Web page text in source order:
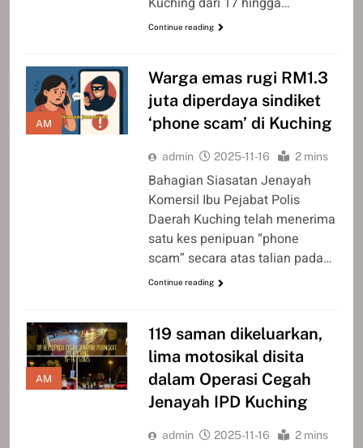
Continue reading
AM
Warga emas rugi RM1.3
juta diperdaya sindiket
‘phone scam’ di Kuching
admin 2025-11-16 2 mins
Bahagian Siasatan Jenayah
Komersil Ibu Pejabat Polis
Daerah Kuching telah menerima
satu kes penipuan “phone
scam” secara atas talian pada…
Continue reading
AM
119 saman dikeluarkan,
lima motosikal disita
dalam Operasi Cegah
Jenayah IPD Kuching
admin 2025-11-16 2 mins